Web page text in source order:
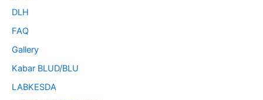
DLH
FAQ
Gallery
Kabar BLUD/BLU
LABKESDA